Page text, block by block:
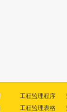
工程监理程序
工程监理表格